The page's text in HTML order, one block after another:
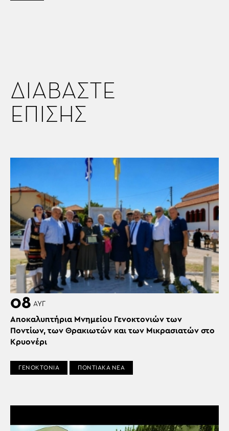
ΔΙΑΒΑΣΤΕ
ΕΠΙΣΗΣ
08 ΑΥΓ
Αποκαλυπτήρια Μνημείου Γενοκτονιών των
Ποντίων, των Θρακιωτών και των Μικρασιατών στο
Κρυονέρι
ΓΕΝΟΚΤΟΝΙΑ ΠΟΝΤΙΑΚΑ ΝΕΑ